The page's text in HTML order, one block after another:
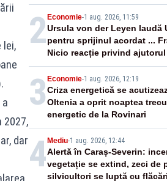
lei,
2027,
dar
Guvernul Bolojan”
2Economie-1 aug. 2026, 11:59
Ursula von der Leyen laudă
pentru sprijinul acordat ...
Nicio reacție privind
promis României
3 Economie-1 aug. 2026, 12:19
Criza energetică se
Oltenia a oprit noaptea
energetic de la Rovinari
4Mediu-1 aug. 2026, 12:44
Alertă în Caraș-Severin:
vegetație se extind, zeci de
silvicultori se luptă cu